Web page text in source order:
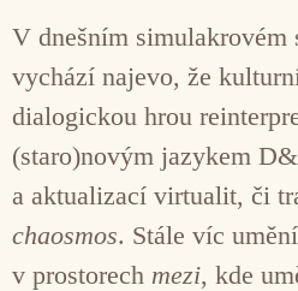
V dnešním simulakrovém
vychází najevo, že
dialogickou hrou
(staro)novým jazykem
a aktualizací virtualit, či
chaosmos. Stále víc
v prostorech mezi, kde